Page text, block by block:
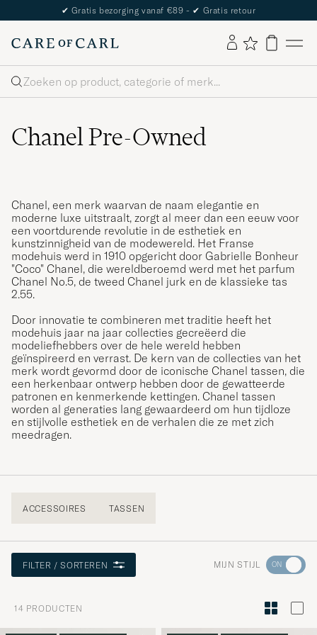
✔ Gratis bezorging vanaf €89 - ✔ Gratis retour
Zoeken
Chanel Pre-Owned
Chanel, een merk waarvan de naam elegantie en
moderne luxe uitstraalt, zorgt al meer dan een eeuw voor
een voortdurende revolutie in de esthetiek en
kunstzinnigheid van de modewereld. Het Franse
modehuis werd in 1910 opgericht door Gabrielle Bonheur
"Coco" Chanel, die wereldberoemd werd met het parfum
Chanel No.5, de tweed Chanel jurk en de klassieke tas
2.55.
Door innovatie te combineren met traditie heeft het
modehuis jaar na jaar collecties gecreëerd die
modeliefhebbers over de hele wereld hebben
geïnspireerd en verrast. De kern van de collecties van het
merk wordt gevormd door de iconische Chanel tassen, die
een herkenbaar ontwerp hebben door de gewatteerde
patronen en kenmerkende kettingen. Chanel tassen
worden al generaties lang gewaardeerd om hun tijdloze
en stijlvolle esthetiek en de verhalen die ze met zich
meedragen.
ACCESSOIRES TASSEN
FILTER / SORTEREN MIJN STIJL Ga
Stijladvies
14 PRODUCTEN